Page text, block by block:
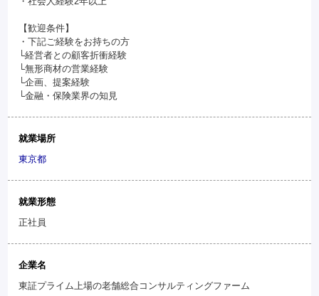
【歓迎条件】
・下記ご経験をお持ちの方
└経営者との顧客折衝経験
└無形商材の営業経験
└企画、提案経験
└金融・保険業界の知見
就業場所
東京都
就業形態
正社員
企業名
東証プライム上場の老舗総合コンサルティングファーム